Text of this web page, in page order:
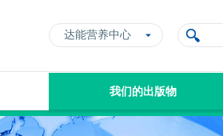
达能营养中心
我们的出版物